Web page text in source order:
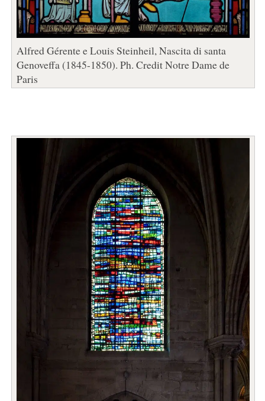
Alfred Gérente e Louis Steinheil, Nascita di santa
Genoveffa (1845-1850). Ph. Credit Notre Dame de
Paris